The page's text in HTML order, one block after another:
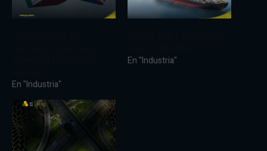
En "Industria"
En "Industria"